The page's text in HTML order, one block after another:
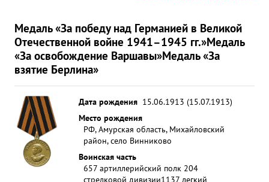
Медаль «За победу над Германией в Великой
Отечественной войне 1941–1945 гг.»Медаль
«За освобождение Варшавы»Медаль «За
взятие Берлина»
Дата рождения 15.06.1913 (15.07.1913)
Место рождения
РФ, Амурская область, Михайловский
район, село Винниково
Воинская часть
657 артиллерийский полк 204
стрелковой дивизии1137 легкий